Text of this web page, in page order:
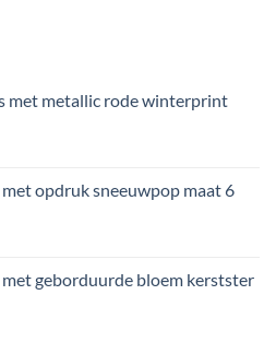
met metallic rode winterprint
opdruk sneeuwpop maat 6
met geborduurde bloem kerstster